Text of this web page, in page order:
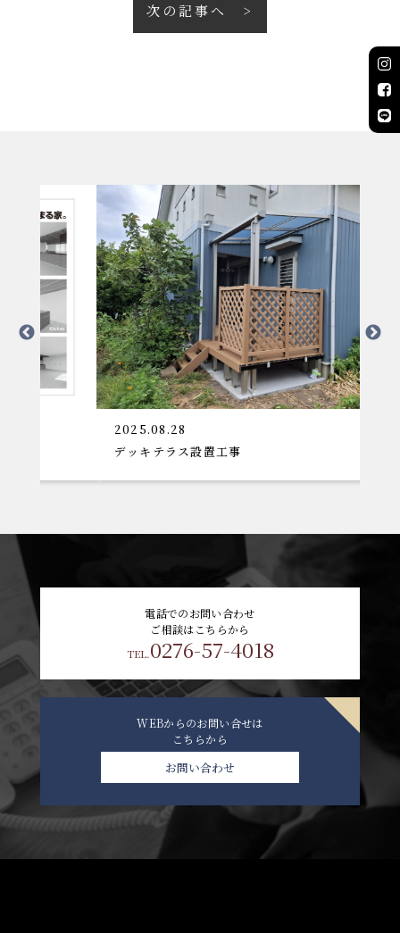
次の記事へ
2025.08.28
デッキテラス設置工事
電話でのお問い合わせ
ご相談はこちらから
TEL.0276-57-4018
WEBからのお問い合せは
こちらから
お問い合わせ